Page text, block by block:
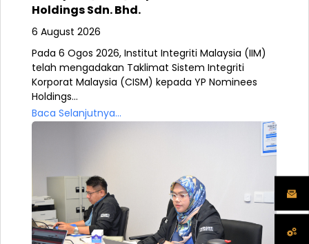
Holdings Sdn. Bhd.
6 August 2026
Pada 6 Ogos 2026, Institut Integriti Malaysia (IIM)
telah mengadakan Taklimat Sistem Integriti
Korporat Malaysia (CISM) kepada YP Nominees
Holdings...
Baca Selanjutnya...